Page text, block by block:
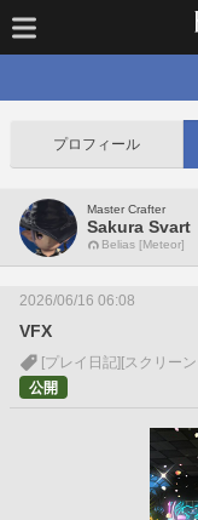
プロフィール
Master Crafter
Sakura Svart
Belias [Meteor]
2026/06/16 06:08
VFX
[プレイ日記] [スクリー
公開